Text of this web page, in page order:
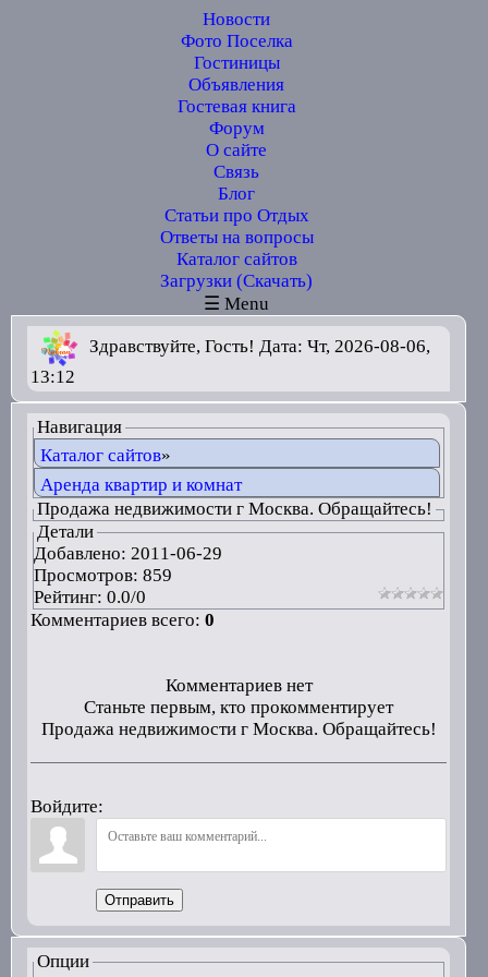
Новости
Фото Поселка
Гостиницы
Объявления
Гостевая книга
Форум
О сайте
Связь
Блог
Статьи про Отдых
Ответы на вопросы
Каталог сайтов
Загрузки (Скачать)
☰ Menu
Здравствуйте, Гость! Дата: Чт, 2026-08-06,
13:12
Навигация
Каталог сайтов»
Аренда квартир и комнат
Продажа недвижимости г Москва. Обращайтесь!
Детали
Добавлено: 2011-06-29
Просмотров: 859
Рейтинг: 0.0/0
Комментариев всего: 0
Комментариев нет
Станьте первым, кто прокомментирует
Продажа недвижимости г Москва. Обращайтесь!
Войдите:
Отправить
Опции